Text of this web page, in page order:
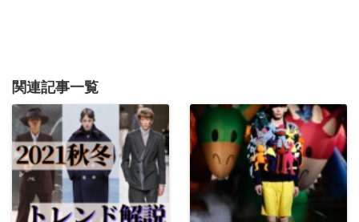
関連記事一覧